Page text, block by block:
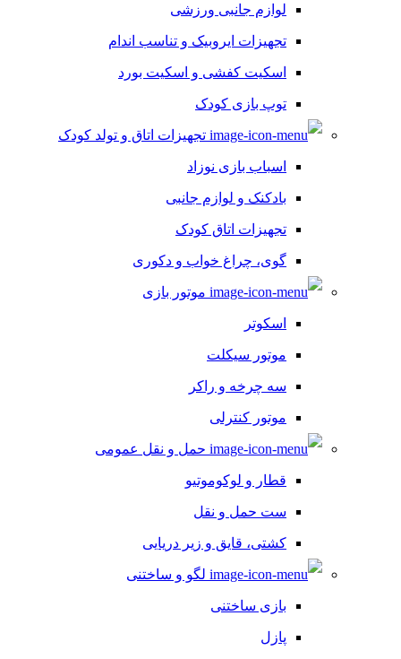
لوازم جانبی ورزشی
تجهیزات ایروبیک و تناسب اندام
اسکیت کفشی و اسکیت بورد
توپ بازی کودک
تجهیزات اتاق و تولد کودک
اسباب بازی نوزاد
بادکنک و لوازم جانبی
تجهیزات اتاق کودک
گوی، چراغ خواب و دکوری
موتور بازی
اسکوتر
موتور سیکلت
سه چرخه و راکر
موتور کنترلی
حمل و نقل عمومی
قطار و لوکوموتیو
ست حمل و نقل
کشتی، قایق و زیر دریایی
لگو و ساختنی
بازی ساختنی
پازل